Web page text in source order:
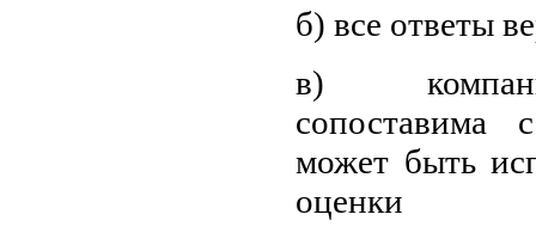
б) все ответы
в)
может быть
оценки